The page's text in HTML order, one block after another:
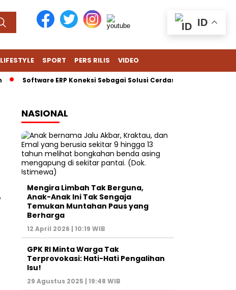
LIFESTYLE SPORT PERS RILIS VIDEO
Software ERP Koneksi Sebagai Solusi Cerdas untuk Hadapi
NASIONAL
Mengira Limbah Tak Berguna,
Anak-Anak Ini Tak Sengaja
Temukan Muntahan Paus yang
Berharga
12 April 2026 | 10:19 WIB
GPK RI Minta Warga Tak
Terprovokasi: Hati-Hati Pengalihan
Isu!
29 Agustus 2025 | 19:48 WIB
ID